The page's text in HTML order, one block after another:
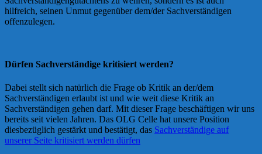
hilfreich, seinen Unmut gegenüber dem/der Sachverständigen
offenzulegen.
Dürfen Sachverständige kritisiert werden?
Dabei stellt sich natürlich die Frage ob Kritik an der/dem
Sachverständigen erlaubt ist und wie weit diese Kritik an
Sachverständigen gehen darf. Mit dieser Frage beschäftigen wir uns
bereits seit vielen Jahren. Das OLG Celle hat unsere Position
diesbezüglich gestärkt und bestätigt, das Sachverständige auf
unserer Seite kritisiert werden dürfen